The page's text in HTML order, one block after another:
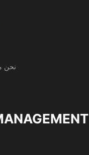
نحن